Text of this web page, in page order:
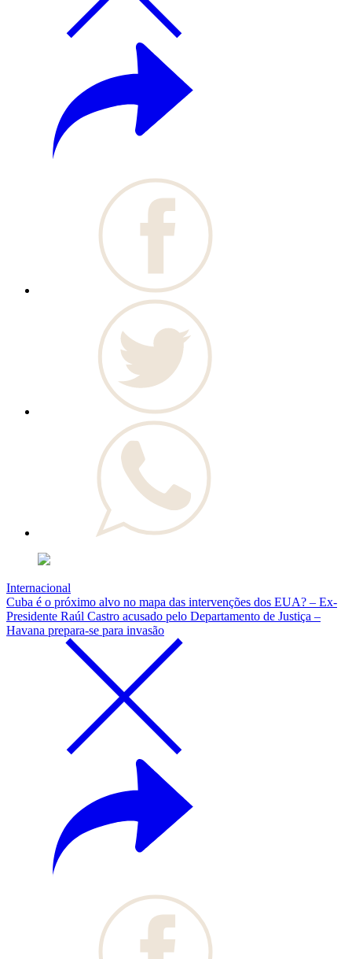
Internacional
Cuba é o próximo alvo no mapa das intervenções dos EUA? – Ex-
Presidente Raúl Castro acusado pelo Departamento de Justiça –
Havana prepara-se para invasão